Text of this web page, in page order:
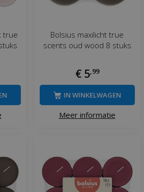
true
Bolsius maxilicht true
scents oud wood 8 stuks
€ 5,99
Meer informatie
IN WINKELWAGEN